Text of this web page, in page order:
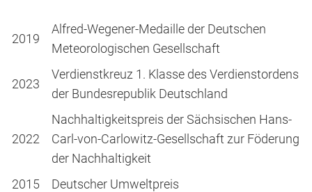
2019
Alfred-Wegener-Medaille der Deutschen
Meteorologischen Gesellschaft
2023
Verdienstkreuz 1. Klasse des Verdienstordens
der Bundesrepublik Deutschland
2022
Nachhaltigkeitspreis der Sächsischen Hans-
Carl-von-Carlowitz-Gesellschaft zur Föderung
der Nachhaltigkeit
2015
Deutscher Umweltpreis